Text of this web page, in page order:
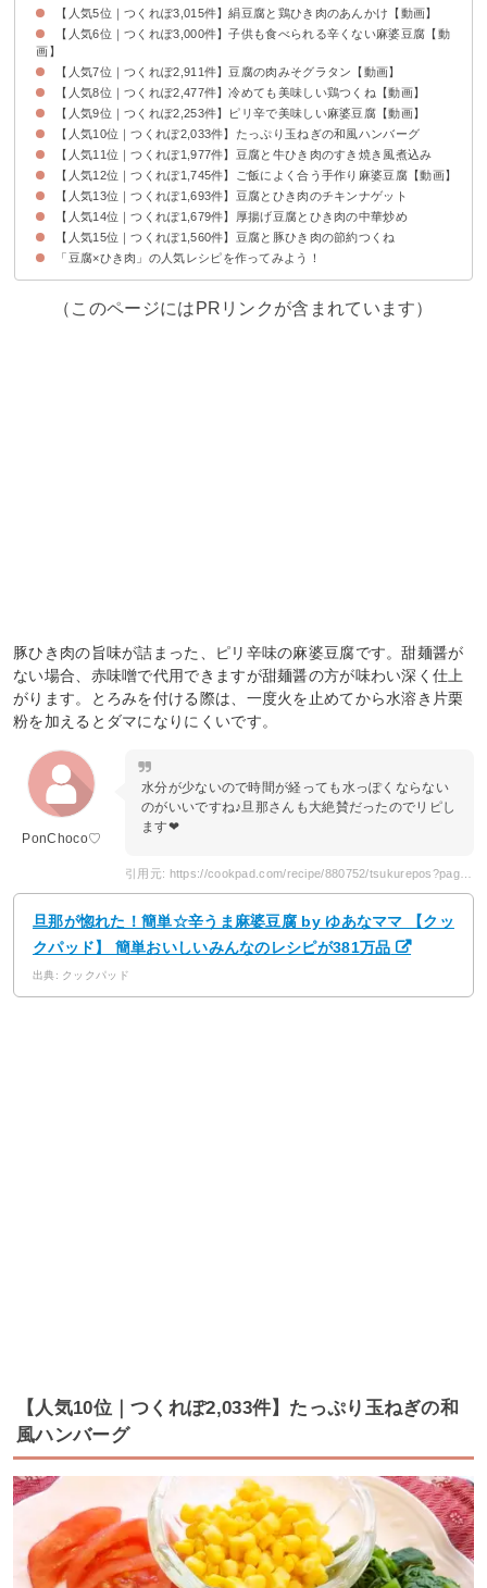
【人気5位｜つくれぽ3,015件】絹豆腐と鶏ひき肉のあんかけ【動画】
【人気6位｜つくれぽ3,000件】子供も食べられる辛くない麻婆豆腐【動
画】
【人気7位｜つくれぽ2,911件】豆腐の肉みそグラタン【動画】
【人気8位｜つくれぽ2,477件】冷めても美味しい鶏つくね【動画】
【人気9位｜つくれぽ2,253件】ピリ辛で美味しい麻婆豆腐【動画】
【人気10位｜つくれぽ2,033件】たっぷり玉ねぎの和風ハンバーグ
【人気11位｜つくれぽ1,977件】豆腐と牛ひき肉のすき焼き風煮込み
【人気12位｜つくれぽ1,745件】ご飯によく合う手作り麻婆豆腐【動画】
【人気13位｜つくれぽ1,693件】豆腐とひき肉のチキンナゲット
【人気14位｜つくれぽ1,679件】厚揚げ豆腐とひき肉の中華炒め
【人気15位｜つくれぽ1,560件】豆腐と豚ひき肉の節約つくね
「豆腐×ひき肉」の人気レシピを作ってみよう！
（このページにはPRリンクが含まれています）
豚ひき肉の旨味が詰まった、ピリ辛味の麻婆豆腐です。甜麺醤が
ない場合、赤味噌で代用できますが甜麺醤の方が味わい深く仕上
がります。とろみを付ける際は、一度火を止めてから水溶き片栗
粉を加えるとダマになりにくいです。
PonChoco♡
水分が少ないので時間が経っても水っぽくならない
のがいいですね♪旦那さんも大絶賛だったのでリピし
ます❤︎
引用元: https://cookpad.com/recipe/880752/tsukurepos?page=2
旦那が惚れた！簡単☆辛うま麻婆豆腐 by ゆあなママ 【クッ
クパッド】 簡単おいしいみんなのレシピが381万品
出典: クックパッド
【人気10位｜つくれぽ2,033件】たっぷり玉ねぎの和
風ハンバーグ